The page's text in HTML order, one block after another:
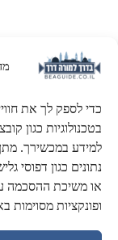
כדי לספק לך את
למידע במכשירך.
נתונים כגון דפוסי
או משיכת ההסכמה
ופונקציות מסוימות